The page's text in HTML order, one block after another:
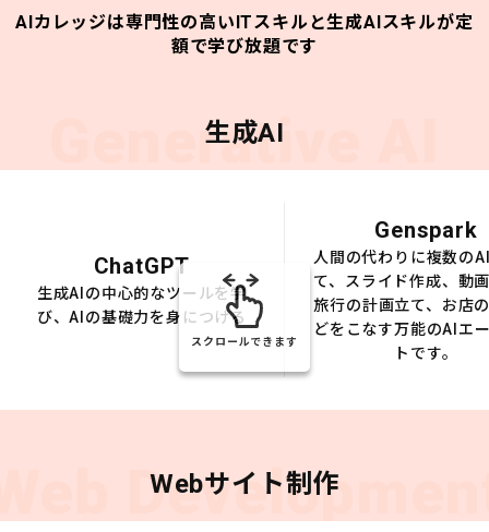
AIカレッジは専門性の高いITスキルと生成AIスキルが定
額で学び放題です
Generative AI
生成AI
ChatGPT
生成AIの中心的なツールを学
び、AIの基礎力を身につける
Genspark
人間の代わりに複数の
て、スライド作成、動
旅行の計画立て、お店
どをこなす万能のAIエ
トです。
スクロールできます
Webサイト制作